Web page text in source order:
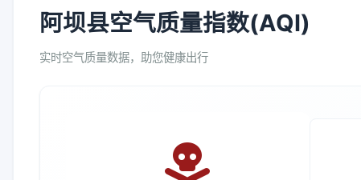
阿坝县空气质量指数(AQI)
实时空气质量数据，助您健康出行